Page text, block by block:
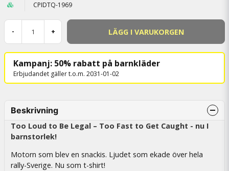
CPIDTQ-1969
- + LÄGG I VARUKORGEN
Kampanj: 50% rabatt på barnkläder
Erbjudandet gäller t.o.m. 2031-01-02
Beskrivning
Too Loud to Be Legal – Too Fast to Get Caught - nu I
barnstorlek!
Motorn som blev en snackis. Ljudet som ekade över hela
rally-Sverige. Nu som t-shirt!